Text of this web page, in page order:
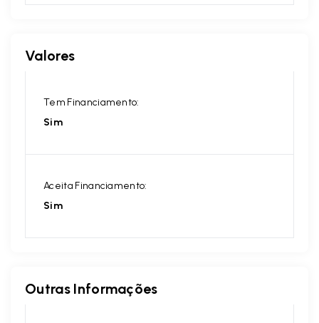
Valores
Tem Financiamento:
Sim
Aceita Financiamento:
Sim
Outras Informações